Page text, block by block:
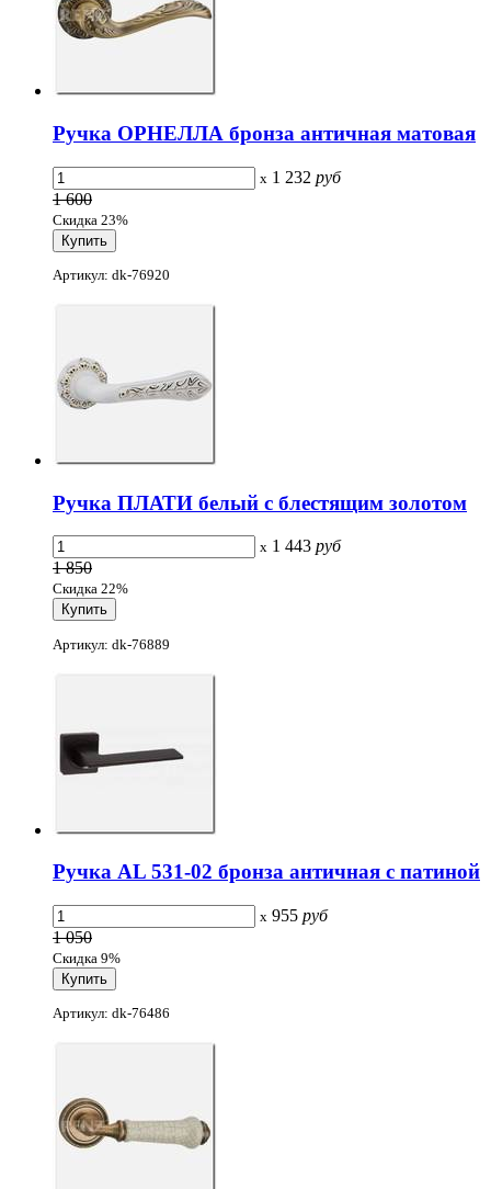
Ручка ОРНЕЛЛА бронза античная матовая
x 1 232 руб
1 600
Скидка 23%
Артикул: dk-76920
Ручка ПЛАТИ белый с блестящим золотом
x 1 443 руб
1 850
Скидка 22%
Артикул: dk-76889
Ручка AL 531-02 бронза античная с патиной
x 955 руб
1 050
Скидка 9%
Артикул: dk-76486